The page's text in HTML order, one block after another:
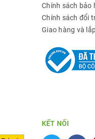
Chính sách bảo
Chính sách đổi
Giao hàng và
KẾT NỐI